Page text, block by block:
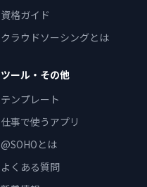
資格ガイド
クラウドソーシングとは
ツール・その他
テンプレート
仕事で使うアプリ
@SOHOとは
よくある質問